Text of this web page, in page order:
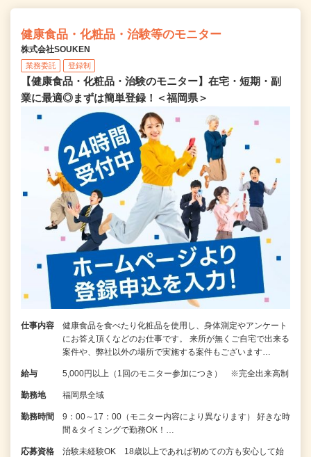
健康食品・化粧品・治験等のモニター
株式会社SOUKEN
業務委託 登録制
【健康食品・化粧品・治験のモニター】在宅・短期・副
業に最適◎まずは簡単登録！＜福岡県＞
仕事内容
健康食品を食べたり化粧品を使用し、身体測定やアンケート
にお答え頂くなどのお仕事です。 来所が無くご自宅で出来る
案件や、弊社以外の場所で実施する案件もございます…
給与 5,000円以上（1回のモニター参加につき） ※完全出来高制
勤務地 福岡県全域
勤務時間
9：00～17：00（モニター内容により異なります） 好きな時
間＆タイミングで勤務OK！…
応募資格
治験未経験OK 18歳以上であれば初めての方も安心して始